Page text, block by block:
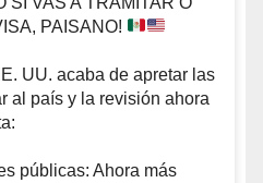
PAISANO!
UU. acaba de apretar las
al país y la revisión ahora
públicas: Ahora más